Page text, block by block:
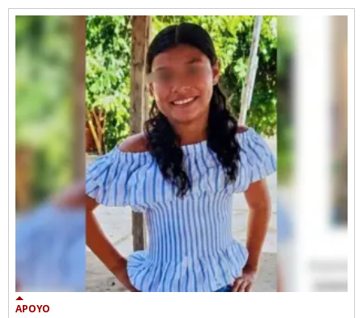
APOYO